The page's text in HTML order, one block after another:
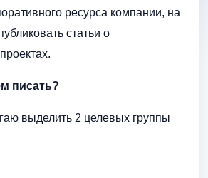
ресурса компании, на
статьи о
писать?
выделить 2 целевых группы